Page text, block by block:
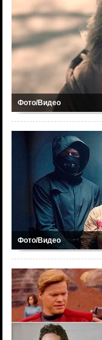
Фото/Видео
Фото/Видео